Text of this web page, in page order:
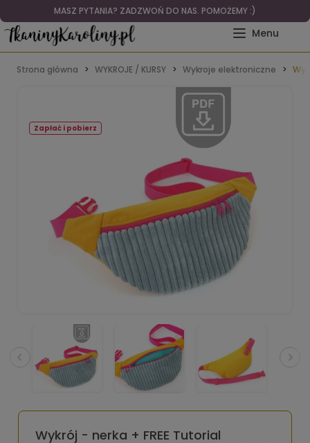
WITAMY W RAJU DLA RĘKODZIELNIKÓW I TAPICERÓW
Strona główna WYKROJE / KURSY Wykroje elektroniczne
Zapłać i pobierz
Wykrój - nerka + FREE Tutorial